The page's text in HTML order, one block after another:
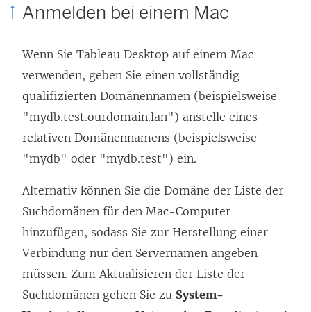
Anmelden bei einem Mac
Wenn Sie Tableau Desktop auf einem Mac
verwenden, geben Sie einen vollständig
qualifizierten Domänennamen (beispielsweise
"mydb.test.ourdomain.lan") anstelle eines
relativen Domänennamens (beispielsweise
"mydb" oder "mydb.test") ein.
Alternativ können Sie die Domäne der Liste der
Suchdomänen für den Mac-Computer
hinzufügen, sodass Sie zur Herstellung einer
Verbindung nur den Servernamen angeben
müssen. Zum Aktualisieren der Liste der
Suchdomänen gehen Sie zu System-